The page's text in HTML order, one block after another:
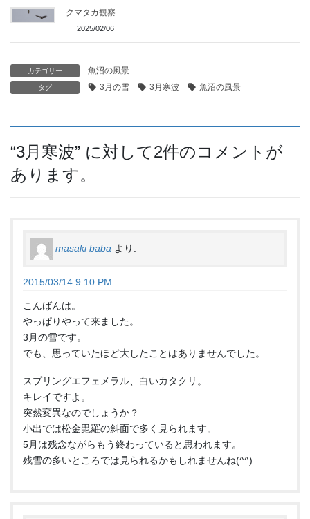
クマタカ観察
2025/02/06
カテゴリー 魚沼の風景
タグ 3月の雪 3月寒波 魚沼の風景
“3月寒波” に対して2件のコメントが
あります。
masaki baba より:
2015/03/14 9:10 PM
こんばんは。
やっぱりやって来ました。
3月の雪です。
でも、思っていたほど大したことはありませんでした。
スプリングエフェメラル、白いカタクリ。
キレイですよ。
突然変異なのでしょうか？
小出では松金毘羅の斜面で多く見られます。
5月は残念ながらもう終わっていると思われます。
残雪の多いところでは見られるかもしれませんね(^^)